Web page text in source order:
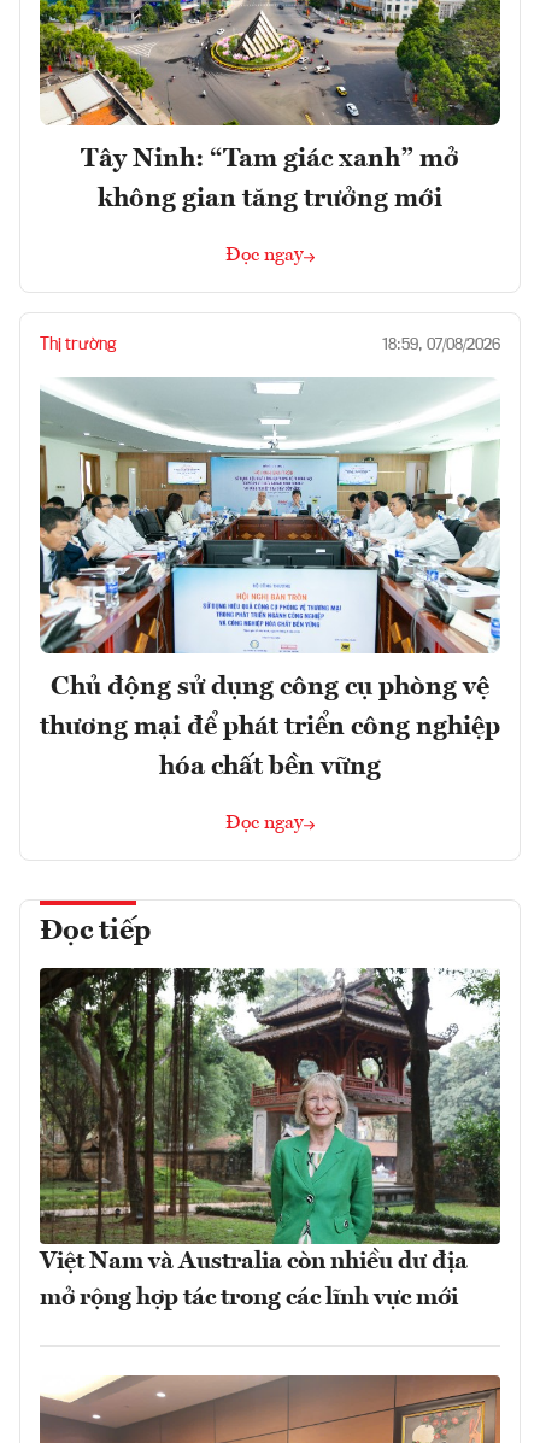
Tây Ninh: “Tam giác xanh” mở
không gian tăng trưởng mới
Đọc ngay
Thị trường 18:59, 07/08/2026
Chủ động sử dụng công cụ phòng vệ
thương mại để phát triển công nghiệp
hóa chất bền vững
Đọc ngay
Đọc tiếp
Việt Nam và Australia còn nhiều dư địa
mở rộng hợp tác trong các lĩnh vực mới